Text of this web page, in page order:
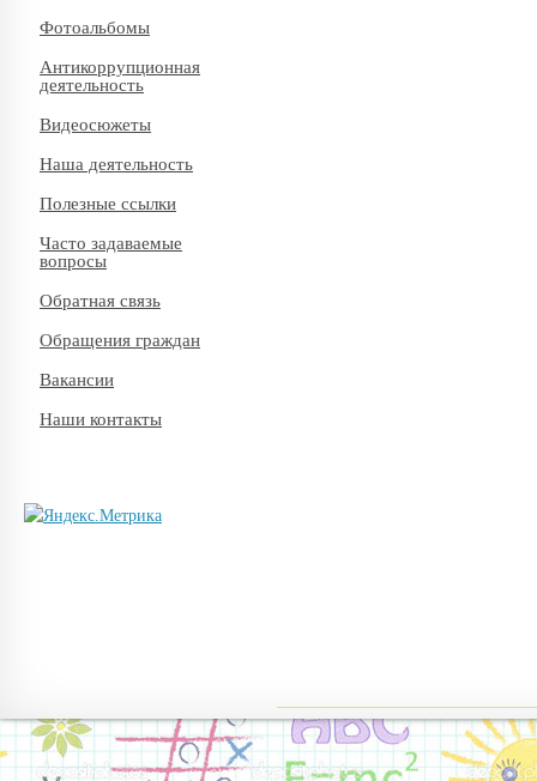
Фотоальбомы
Антикоррупционная
деятельность
Видеосюжеты
Наша деятельность
Полезные ссылки
Часто задаваемые
вопросы
Обратная связь
Обращения граждан
Вакансии
Наши контакты